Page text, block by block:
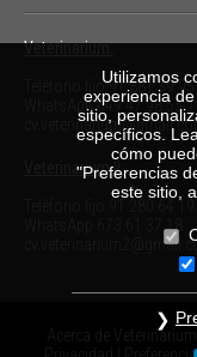
Veterinarium:
Teléfono fijo91 881 39 95
WhatsApp649 47 98 55
Veterinarium II:
91 280 64 19
673 61 37 18
Acerca de Veterinarium
Utilizamos
experiencia
sitio,
específicos.
cómo
"Preferencias
este sitio,